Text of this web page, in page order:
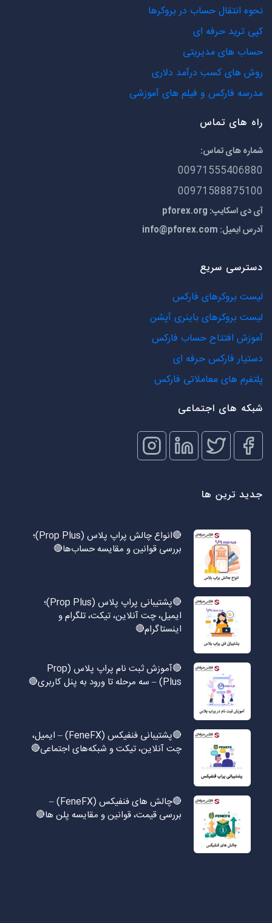
نحوه انتقال حساب در بروکرها
کپی ترید حرفه ای
حساب های مدیریتی
روش های کسب درآمد دلاری
مدرسه فارکس و فیلم های آموزشی
راه های تماس
شماره های تماس:
00971555406880
00971588875100
آی دی اسکایپ: pforex.org
آدرس ایمیل: info@pforex.com
دسترسی سریع
لیست بروکرهای فارکس
لیست بروکرهای باینری آپشن
آموزش افتتاح حساب فارکس
دستیار فارکس حرفه ای
پلتفرم های معاملاتی فارکس
شبکه های اجتماعی
جدید ترین ها
🔴انواع چالش پراپ پلاس (Prop Plus)؛
بررسی قوانین و مقایسه حساب‌ها🔴
🔴پشتیبانی پراپ پلاس (Prop Plus)؛
ایمیل، چت آنلاین، تیکت، تلگرام و
اینستاگرام🔴
🔴آموزش ثبت نام پراپ پلاس (Prop
Plus) – سه مرحله تا ورود به پنل کاربری🔴
🔴پشتیبانی فنفیکس (FeneFX) – ایمیل،
چت آنلاین، تیکت و شبکه‌های اجتماعی🔴
🔴چالش های فنفیکس (FeneFX) –
بررسی قیمت، قوانین و مقایسه پلن ها🔴